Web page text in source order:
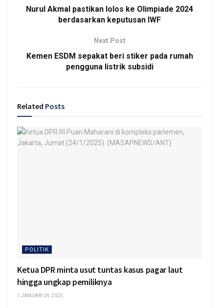
Nurul Akmal pastikan lolos ke Olimpiade 2024
berdasarkan keputusan IWF
Next Post
Kemen ESDM sepakat beri stiker pada rumah
pengguna listrik subsidi
Related Posts
POLITIK
Ketua DPR minta usut tuntas kasus pagar laut
hingga ungkap pemiliknya
JANUARI 24, 2025